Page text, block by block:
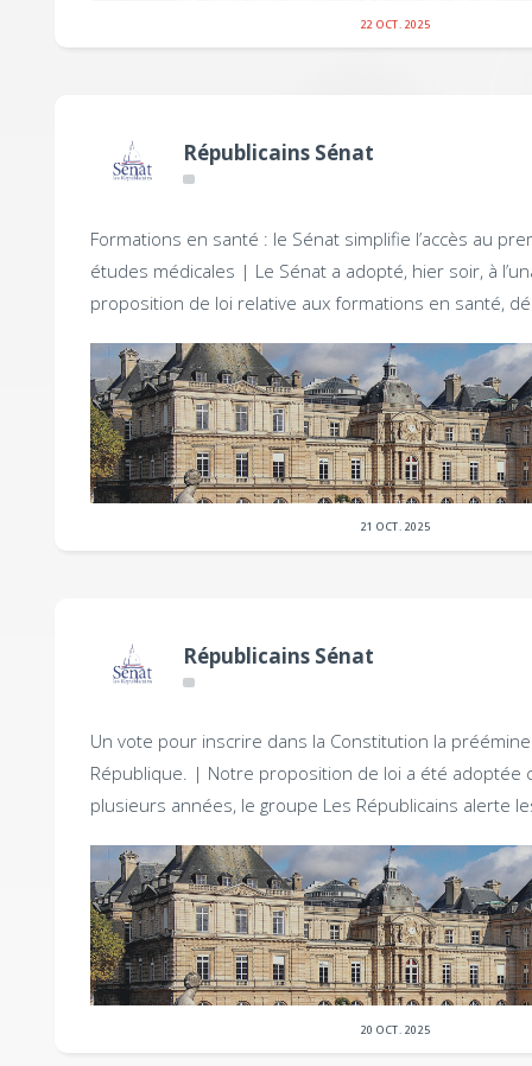
22 OCT. 2025
Républicains Sénat
Formations en santé : le Sénat simplifie l’accès au
études médicales | Le Sénat a adopté, hier soir, à
proposition de loi relative aux formations en santé,
21 OCT. 2025
Républicains Sénat
Un vote pour inscrire dans la Constitution la
République. | Notre proposition de loi a été adoptée
plusieurs années, le groupe Les Républicains alerte
20 OCT. 2025